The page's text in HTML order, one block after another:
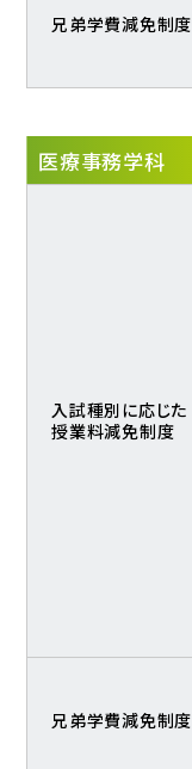
兄弟学費減免制度
医療事務学科
入試種別に応じた
授業料減免制度
兄弟学費減免制度